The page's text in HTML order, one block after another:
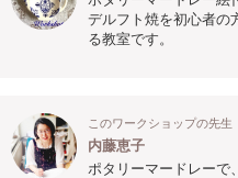
デルフト焼を初心者の
る教室です。
このワークショップの先生
内藤恵子
ポタリーマードレーで